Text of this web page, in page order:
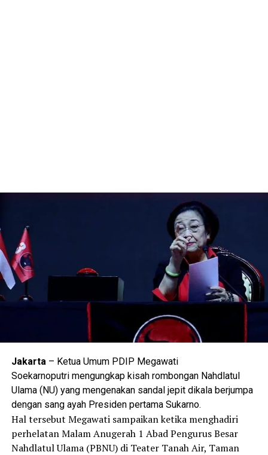
Jakarta – Ketua Umum PDIP Megawati
Soekarnoputri mengungkap kisah rombongan Nahdlatul
Ulama (NU) yang mengenakan sandal jepit dikala berjumpa
dengan sang ayah Presiden pertama Sukarno.
Hal tersebut Megawati sampaikan ketika menghadiri
perhelatan Malam Anugerah 1 Abad Pengurus Besar
Nahdlatul Ulama (PBNU) di Teater Tanah Air, Taman